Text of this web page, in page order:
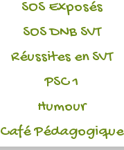
SOS Exposés
SOS DNB SVT
Réussites en SVT
PSC 1
Humour
Café Pédagogique